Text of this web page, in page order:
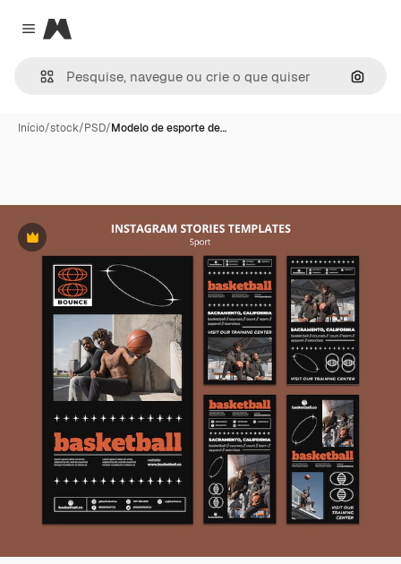
Close menu
Magnific
Início/stock/PSD/Modelo de esporte de…
Premium